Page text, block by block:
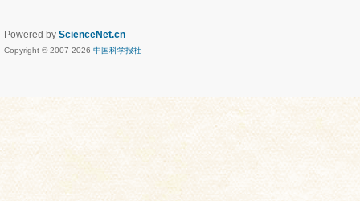
Powered by ScienceNet.cn
Copyright © 2007-2026 中国科学报社